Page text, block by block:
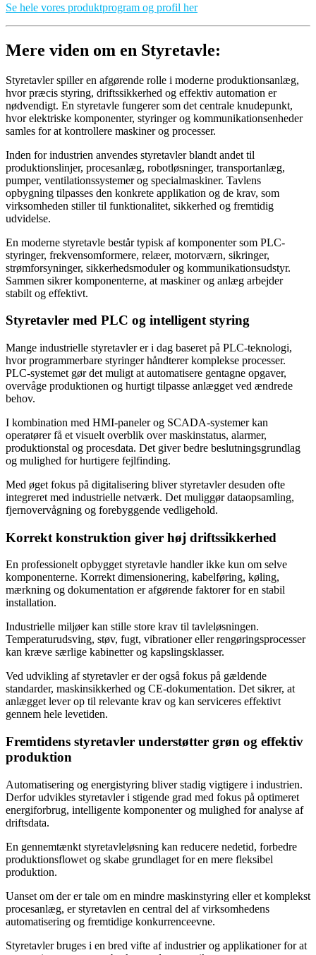
Se hele vores produktprogram og profil her
Mere viden om en Styretavle:
Styretavler spiller en afgørende rolle i moderne produktionsanlæg,
hvor præcis styring, driftssikkerhed og effektiv automation er
nødvendigt. En styretavle fungerer som det centrale knudepunkt,
hvor elektriske komponenter, styringer og kommunikationsenheder
samles for at kontrollere maskiner og processer.
Inden for industrien anvendes styretavler blandt andet til
produktionslinjer, procesanlæg, robotløsninger, transportanlæg,
pumper, ventilationssystemer og specialmaskiner. Tavlens
opbygning tilpasses den konkrete applikation og de krav, som
virksomheden stiller til funktionalitet, sikkerhed og fremtidig
udvidelse.
En moderne styretavle består typisk af komponenter som PLC-
styringer, frekvensomformere, relæer, motorværn, sikringer,
strømforsyninger, sikkerhedsmoduler og kommunikationsudstyr.
Sammen sikrer komponenterne, at maskiner og anlæg arbejder
stabilt og effektivt.
Styretavler med PLC og intelligent styring
Mange industrielle styretavler er i dag baseret på PLC-teknologi,
hvor programmerbare styringer håndterer komplekse processer.
PLC-systemet gør det muligt at automatisere gentagne opgaver,
overvåge produktionen og hurtigt tilpasse anlægget ved ændrede
behov.
I kombination med HMI-paneler og SCADA-systemer kan
operatører få et visuelt overblik over maskinstatus, alarmer,
produktionstal og procesdata. Det giver bedre beslutningsgrundlag
og mulighed for hurtigere fejlfinding.
Med øget fokus på digitalisering bliver styretavler desuden ofte
integreret med industrielle netværk. Det muliggør dataopsamling,
fjernovervågning og forebyggende vedligehold.
Korrekt konstruktion giver høj driftssikkerhed
En professionelt opbygget styretavle handler ikke kun om selve
komponenterne. Korrekt dimensionering, kabelføring, køling,
mærkning og dokumentation er afgørende faktorer for en stabil
installation.
Industrielle miljøer kan stille store krav til tavleløsningen.
Temperaturudsving, støv, fugt, vibrationer eller rengøringsprocesser
kan kræve særlige kabinetter og kapslingsklasser.
Ved udvikling af styretavler er der også fokus på gældende
standarder, maskinsikkerhed og CE-dokumentation. Det sikrer, at
anlægget lever op til relevante krav og kan serviceres effektivt
gennem hele levetiden.
Fremtidens styretavler understøtter grøn og effektiv
produktion
Automatisering og energistyring bliver stadig vigtigere i industrien.
Derfor udvikles styretavler i stigende grad med fokus på optimeret
energiforbrug, intelligente komponenter og mulighed for analyse af
driftsdata.
En gennemtænkt styretavleløsning kan reducere nedetid, forbedre
produktionsflowet og skabe grundlaget for en mere fleksibel
produktion.
Uanset om der er tale om en mindre maskinstyring eller et komplekst
procesanlæg, er styretavlen en central del af virksomhedens
automatisering og fremtidige konkurrenceevne.
Styretavler bruges i en bred vifte af industrier og applikationer for at